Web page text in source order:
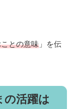
との意味 」を伝
の活躍は